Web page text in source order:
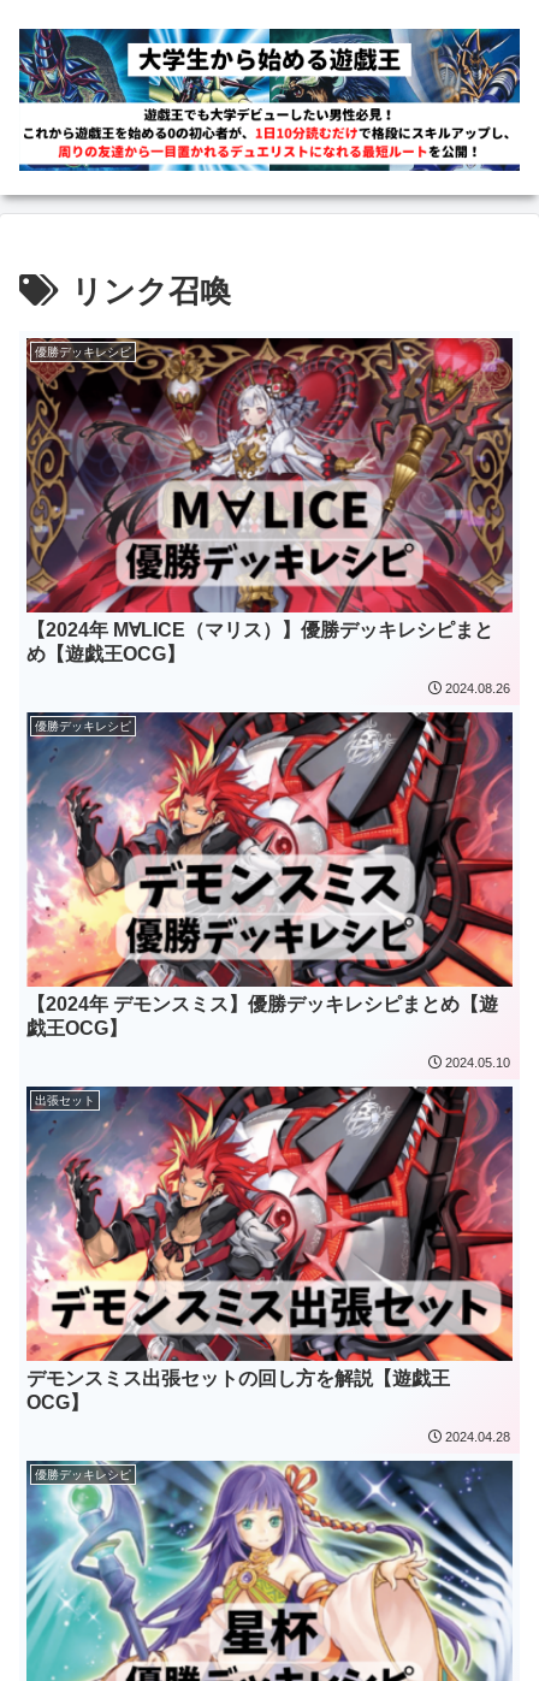
リンク召喚
優勝デッキレシピ
【2024年 M∀LICE（マリス）】優勝デッキレシピまと
め【遊戯王OCG】
2024.08.26
優勝デッキレシピ
【2024年 デモンスミス】優勝デッキレシピまとめ【遊
戯王OCG】
2024.05.10
出張セット
デモンスミス出張セットの回し方を解説【遊戯王
OCG】
2024.04.28
優勝デッキレシピ